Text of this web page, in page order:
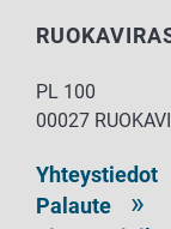
PL 100
00027
Yhteystiedot
Palaute